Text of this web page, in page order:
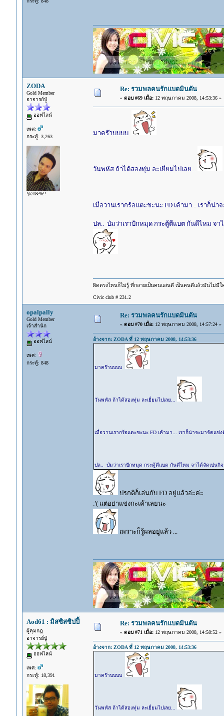
ZODA
Gold Member
อาจารย์ปู่
ออฟไลน์
เพศ:
กระทู้: 3,263
!@#&%!!
Re: รวมพลคนรักแบดมินตัน
« ตอบ #69 เมื่อ:12 พฤษภาคม 2008, 14:53:36 »
มาคร๊าบบบบ
วันพหัส ถ้าได้สองทุ่ม ละเยี่ยมไปเลย...
เมื่อวานเรากร้อแตะชะนะ FD เค้ามา... เราก็
ปล.. ป๋มว่าเราปักหมุด กระตู้ตีแบต กันดีไหม จา
ผิดตรงไหนก็ไม่รู้ ที่กลายเป็นคนแสนดี เป็นคนดีแล้วมันไม่มีใ
Civic club # 231.2
opalpally
Gold Member
เจ้าสำนัก
ออฟไลน์
เพศ:
กระทู้: 848
Re: รวมพลคนรักแบดมินตัน
« ตอบ #70 เมื่อ:12 พฤษภาคม 2008, 14:57:24 »
อ้างจาก: ZODA ที่ 12 พฤษภาคม 2008, 14:53:36
มาคร๊าบบบบ
วันพหัส ถ้าได้สองทุ่ม ละเยี่ยมไปเลย...
เมื่อวานเรากร้อแตะชะนะ FD เค้ามา... เราก็น่าจะมาจัดแ
ปล.. ป๋มว่าเราปักหมุด กระตู้ตีแบต กันดีไหม จาได้จัดเปนกิ
ปรกติก็เล่นกับ FD อยู่แล้วอ่ะค่ะ
:'( แต่อย่าแข่งกะเค้าเลยนะ
เพราะก็รู้ผลอยู่แล้ว ...
Aod61 : มิสซิสซิปปี้
ผู้คุมกฎ
อาจารย์ปู่
ออฟไลน์
เพศ:
กระทู้: 18,391
Re: รวมพลคนรักแบดมินตัน
« ตอบ #71 เมื่อ:12 พฤษภาคม 2008, 14:58:52 »
อ้างจาก: ZODA ที่ 12 พฤษภาคม 2008, 14:53:36
มาคร๊าบบบบ
วันพหัส ถ้าได้สองทุ่ม ละเยี่ยมไปเลย...